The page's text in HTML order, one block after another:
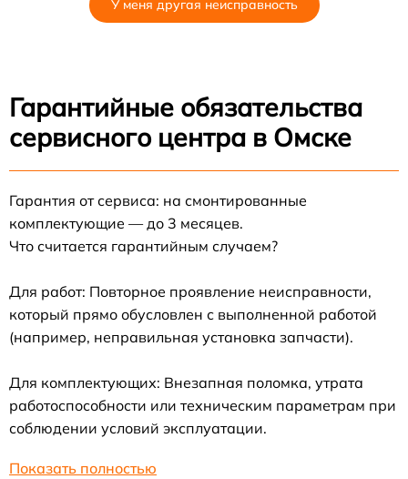
У меня другая неисправность
Гарантийные обязательства
сервисного центра в Омске
Гарантия от сервиса: на смонтированные
комплектующие — до 3 месяцев.
Что считается гарантийным случаем?
Для работ: Повторное проявление неисправности,
который прямо обусловлен с выполненной работой
(например, неправильная установка запчасти).
Для комплектующих: Внезапная поломка, утрата
работоспособности или техническим параметрам при
соблюдении условий эксплуатации.
Показать полностью